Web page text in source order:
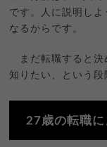
です。人に説明し
なるからです。
まだ転職すると決
知りたい、という段
27歳の転職